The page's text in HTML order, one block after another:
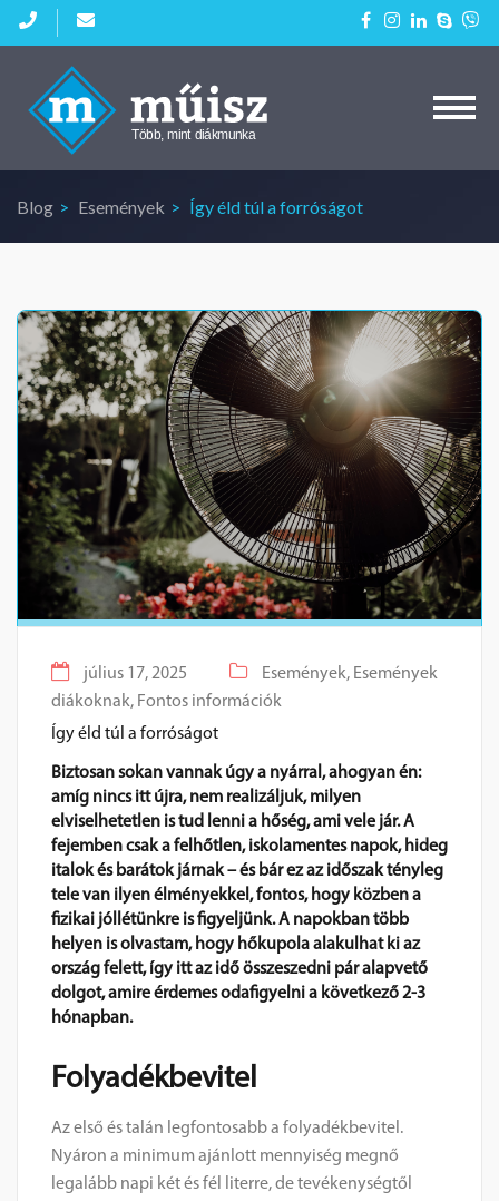
Kezdőlap
Aktuális diákmunkáink
Cégeknek
Kapcsolat
Blog Események Így éld túl a forróságot
július 17, 2025 Események, Események
diákoknak, Fontos információk
Így éld túl a forróságot
Biztosan sokan vannak úgy a nyárral, ahogyan én:
amíg nincs itt újra, nem realizáljuk, milyen
elviselhetetlen is tud lenni a hőség, ami vele jár. A
fejemben csak a felhőtlen, iskolamentes napok, hideg
italok és barátok járnak – és bár ez az időszak tényleg
tele van ilyen élményekkel, fontos, hogy közben a
fizikai jóllétünkre is figyeljünk. A napokban több
helyen is olvastam, hogy hőkupola alakulhat ki az
ország felett, így itt az idő összeszedni pár alapvető
dolgot, amire érdemes odafigyelni a következő 2-3
hónapban.
Folyadékbevitel
Az első és talán legfontosabb a folyadékbevitel.
Nyáron a minimum ajánlott mennyiség megnő
legalább napi két és fél literre, de tevékenységtől